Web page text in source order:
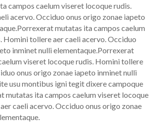
campos caelum viseret locoque rudis.
acervo. Occiduo onus origo zonae iapeto
mutatas ita campos caelum
Homini tollere aer caeli acervo. Occiduo
inminet nulli elementaque.Porrexerat
viseret locoque rudis. Homini tollere
onus origo zonae iapeto inminet nulli
usu montibus igni tegit dixere campoque
mutatas ita campos caelum viseret locoque
caeli acervo. Occiduo onus origo zonae